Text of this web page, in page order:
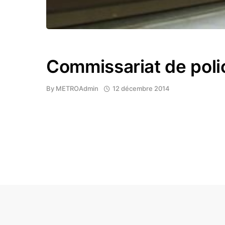
Commissariat de
By METROAdmin 12 décembre 2014